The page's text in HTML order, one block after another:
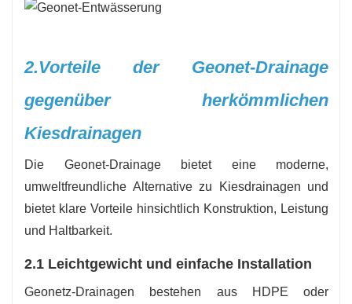
2.Vorteile der Geonet-Drainage
gegenüber herkömmlichen
Kiesdrainagen
Die Geonet-Drainage bietet eine moderne,
umweltfreundliche Alternative zu Kiesdrainagen und
bietet klare Vorteile hinsichtlich Konstruktion, Leistung
und Haltbarkeit.
2.1 Leichtgewicht und einfache Installation
Geonetz-Drainagen bestehen aus HDPE oder